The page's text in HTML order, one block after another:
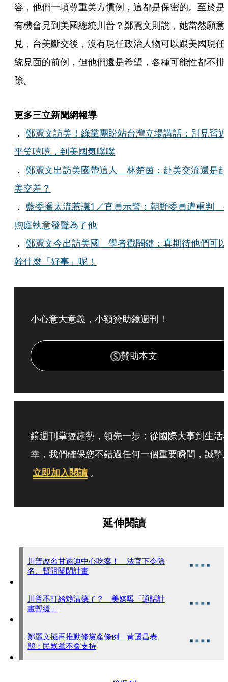
容，他們一項尊重美方慣例，這都是保密的。至於是
有機會見到美國總統川普？鄭麗文則說，她當然願意
見，台美斷交後，沒有現任政治人物可以跟美國現任
統見面的前例，但他們還是希望，各種可能性都不排
除。
更多三立新聞網報導
． 鄭麗文訪美！綠黨團盼站台灣立場講話：別見習近
平笑嘻嘻，到美國氣噗噗
． 鄭麗文出訪美國帶這人 林楚茵：赴美交流還是赴
美交差？
． 藍委喬太流惹議1／官員示警：朝野委員遭重判
煦庭執意發聲為了他
． 鄭麗文今出訪美國 學者戳關鍵：真期待他們可以
幹什麼「好事」呢！
小心意大意義，小額贊助鏡週刊！
贊助本文
鏡週刊掌握趨勢，領先一步：從國際大事到生活
幸，我們確保您不錯過任何一個重要瞬間，誠摯
立即加入閱讀 。
延伸閱讀
川普改名甘迺迪中心吃癟！ 法官下令除
名、暫阻關閉計畫
川普不打給賴清德了？ 美媒曝「通話計
畫暫緩」
鄭麗文擬再推動修黨產條例 黃國昌表
態：民眾黨不會支持